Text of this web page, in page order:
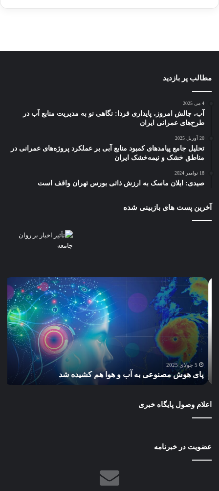
مطالب پر بازدید
4 می 2025
آب، چالش امروز، پایداری فردا: نگاهی نو به مدیریت منابع آب در
طرح‌های عمرانی ایران
20 آوریل 2025
تحلیل جامع پیامدهای کمبود منابع آبی بر عملکرد پروژه‌های عمرانی در
مناطق خشک و نیمه‌خشک ایران
18 نوامبر 2024
صیدی: ایلان ماسک به ارزش ذاتی بورس تهران واقف است
آخرین پست های بازبینی شده
پای
هوش
مصنوعی
به
آب
کشیده
شد
5 جولای 2025
پای هوش مصنوعی به آب و هوا هم کشیده شد
به
اعلام وصول پایگاه خبری
عضویت در خبرنامه